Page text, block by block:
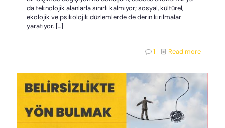
da teknolojik alanlarla sınırlı kalmıyor; sosyal, kültürel,
ekolojik ve psikolojik düzlemlerde de derin kırılmalar
yaratıyor. […]
1 Read more